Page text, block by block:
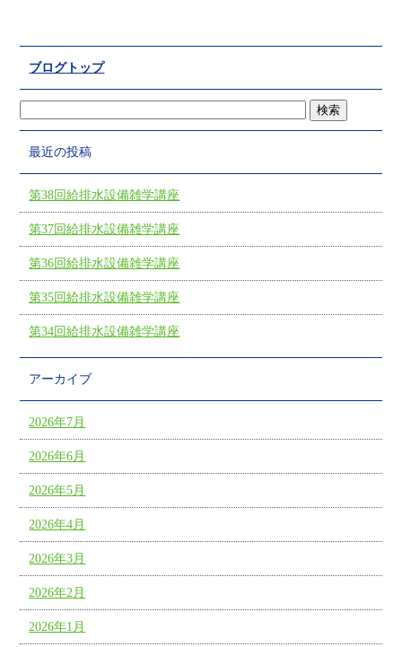
ブログトップ
最近の投稿
第38回給排水設備雑学講座
第37回給排水設備雑学講座
第36回給排水設備雑学講座
第35回給排水設備雑学講座
第34回給排水設備雑学講座
アーカイブ
2026年7月
2026年6月
2026年5月
2026年4月
2026年3月
2026年2月
2026年1月